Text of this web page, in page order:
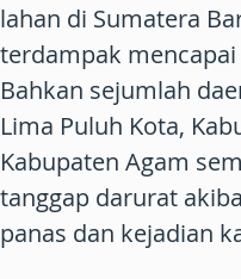
lahan di Sumatera
terdampak
Bahkan sejumlah
Lima Puluh Kota,
Kabupaten Agam
tanggap darurat
panas dan kejadian